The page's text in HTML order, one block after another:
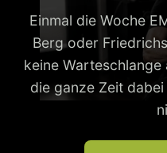
Einmal die Woche
Berg oder
keine Warteschlange
die ganze Zeit